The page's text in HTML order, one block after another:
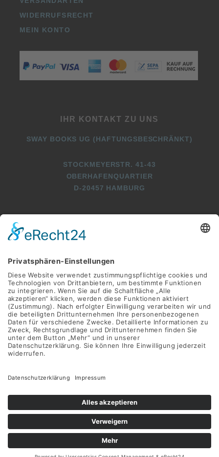
WIDERRUFSRECHT
MEIN KONTO
IHR KONTAKT ZU UNS
SWAY BOOKS UG (HAFTUNGSBESCHRÄNKT)
STOCKMEYERSTR. 41-43
OBERHAFENQUARTIER
D-20457 HAMBURG
+49 (0)40 2716369 9
INFO@SWAY-BOOKS.DE
      
Alle Preise inkl. der gesetzlichen MwSt.
Die durchgestrichenen Preise entsprechen dem bisherigen Preis
in diesem Online-Shop.
VERTRAG WIDERRUFEN